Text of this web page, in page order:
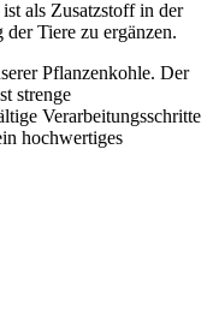
als Zusatzstoff in der
Tiere zu ergänzen.
Pflanzenkohle. Der
strenge
Verarbeitungsschritte
hochwertiges